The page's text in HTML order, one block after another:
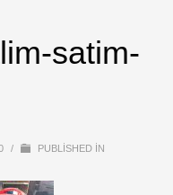
satim-
/ PUBLISHED IN